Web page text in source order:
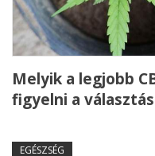
Melyik a legjobb
figyelni a
EGÉSZSÉG